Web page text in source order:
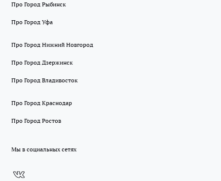
Про Город Рыбинск
Про Город Уфа
Про Город Нижний Новгород
Про Город Дзержинск
Про Город Владивосток
Про Город Краснодар
Про Город Ростов
Мы в социальных сетях